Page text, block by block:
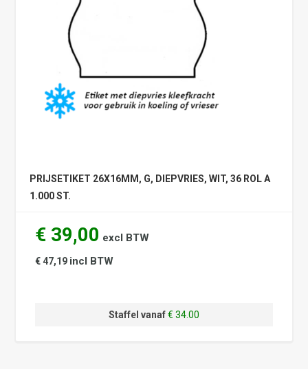
PRIJSETIKET 26X16MM, G, DIEPVRIES, WIT, 36 ROL A
1.000 ST.
€ 39,00 excl BTW
€ 47,19 incl BTW
Staffel vanaf€ 34.00